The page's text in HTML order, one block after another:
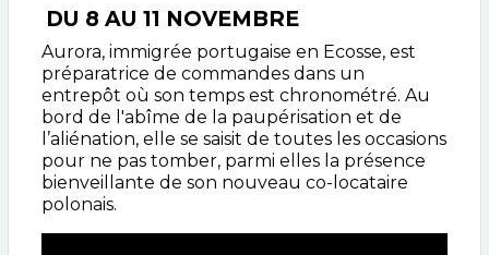
DU 8 AU 11 NOVEMBRE
Aurora, immigrée portugaise en Ecosse, est
préparatrice de commandes dans un
entrepôt où son temps est chronométré. Au
bord de l'abîme de la paupérisation et de
l’aliénation, elle se saisit de toutes les occasions
pour ne pas tomber, parmi elles la présence
bienveillante de son nouveau co-locataire
polonais.